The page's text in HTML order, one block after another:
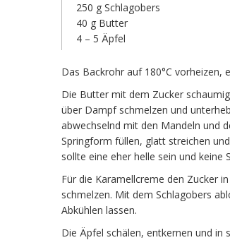
250 g Schlagobers
40 g Butter
4 – 5 Äpfel
Das Backrohr auf 180°C
Die Butter mit dem Zucker
über Dampf schmelzen und
abwechselnd mit den Mandeln und
Springform füllen, glatt streichen
sollte eine eher helle sein und keine
Für die Karamellcreme den Zucker
schmelzen. Mit dem Schlagobers
Abkühlen lassen.
Die Äpfel schälen, entkernen und in